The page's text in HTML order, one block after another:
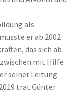
als
er ab 2002
das sich ab
mit Hilfe
seiner Leitung
trat Günter